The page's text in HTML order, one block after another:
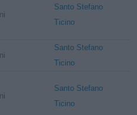
Santo Stefano
Ticino
Santo Stefano
Ticino
Santo Stefano
Ticino